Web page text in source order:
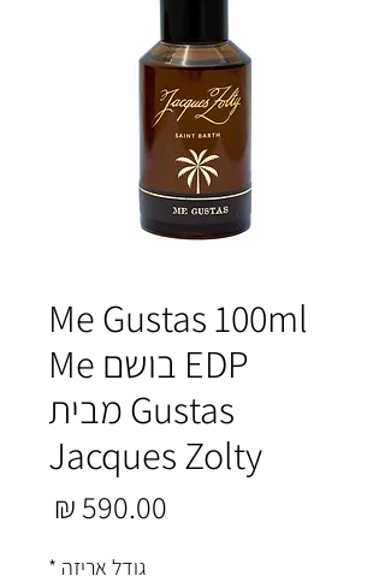
Me Gustas 100ml
EDP בושם Me
Gustas מבית
Jacques Zolty
גודל אריזה *